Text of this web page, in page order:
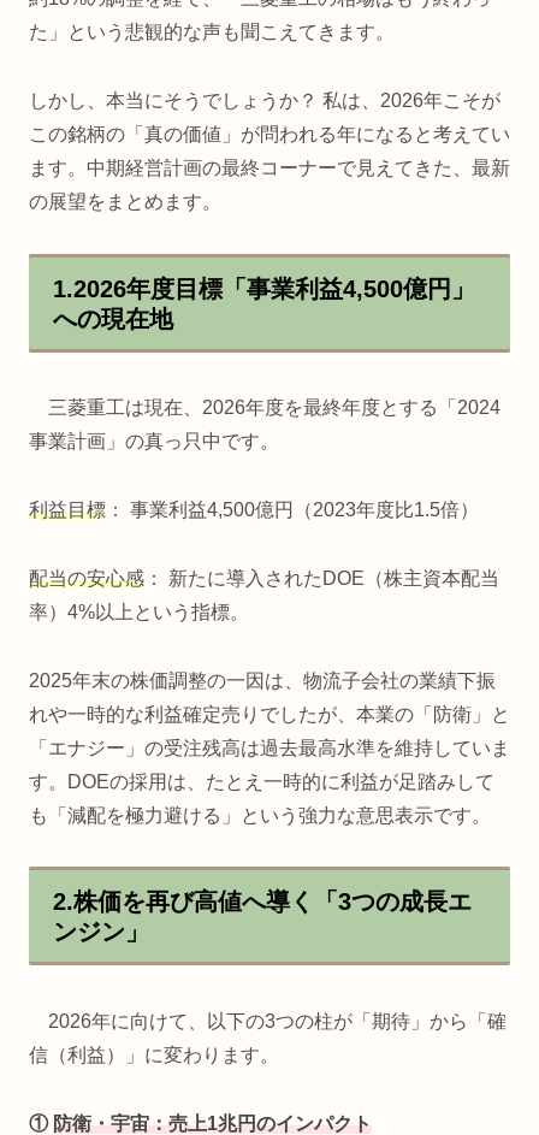
た」という悲観的な声も聞こえてきます。
しかし、本当にそうでしょうか？ 私は、2026年こそが
この銘柄の「真の価値」が問われる年になると考えてい
ます。中期経営計画の最終コーナーで見えてきた、最新
の展望をまとめます。
1.2026年度目標「事業利益4,500億円」
への現在地
三菱重工は現在、2026年度を最終年度とする「2024
事業計画」の真っ只中です。
利益目標 ： 事業利益4,500億円（2023年度比1.5倍）
配当の安心感 ： 新たに導入されたDOE（株主資本配当
率）4%以上という指標。
2025年末の株価調整の一因は、物流子会社の業績下振
れや一時的な利益確定売りでしたが、本業の「防衛」と
「エナジー」の受注残高は過去最高水準を維持していま
す。DOEの採用は、たとえ一時的に利益が足踏みして
も「減配を極力避ける」という強力な意思表示です。
2.株価を再び高値へ導く「3つの成長エ
ンジン」
2026年に向けて、以下の3つの柱が「期待」から「確
信（利益）」に変わります。
① 防衛・宇宙：売上1兆円のインパクト